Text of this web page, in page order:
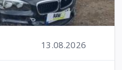
13.08.2026